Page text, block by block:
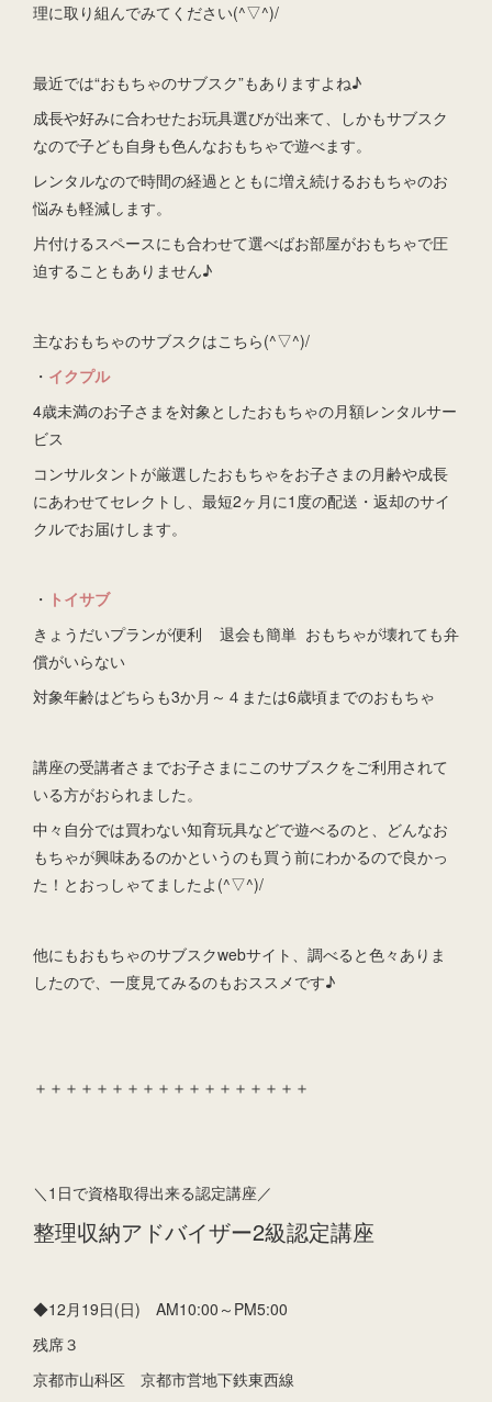
理に取り組んでみてください(^▽^)/
最近では“おもちゃのサブスク”もありますよね♪
成長や好みに合わせたお玩具選びが出来て、しかもサブスク
なので子ども自身も色んなおもちゃで遊べます。
レンタルなので時間の経過とともに増え続けるおもちゃのお
悩みも軽減します。
片付けるスペースにも合わせて選べばお部屋がおもちゃで圧
迫することもありません♪
主なおもちゃのサブスクはこちら(^▽^)/
・ イクプル
4歳未満のお子さまを対象としたおもちゃの月額レンタルサー
ビス
コンサルタントが厳選したおもちゃをお子さまの月齢や成長
にあわせてセレクトし、最短2ヶ月に1度の配送・返却のサイ
クルでお届けします。
・ トイサブ
きょうだいプランが便利 退会も簡単 おもちゃが壊れても弁
償がいらない
対象年齢はどちらも3か月～４または6歳頃までのおもちゃ
講座の受講者さまでお子さまにこのサブスクをご利用されて
いる方がおられました。
中々自分では買わない知育玩具などで遊べるのと、どんなお
もちゃが興味あるのかというのも買う前にわかるので良かっ
た！とおっしゃてましたよ(^▽^)/
他にもおもちゃのサブスクwebサイト、調べると色々ありま
したので、一度見てみるのもおススメです♪
＋＋＋＋＋＋＋＋＋＋＋＋＋＋＋＋＋＋
＼1日で資格取得出来る認定講座／
整理収納アドバイザー2級認定講座
◆12月19日(日) AM10:00～PM5:00
残席３
京都市山科区 京都市営地下鉄東西線